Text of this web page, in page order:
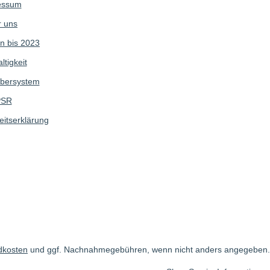
uns
bis 2023
und ggf. Nachnahmegebühren, wenn nicht anders angegeben.